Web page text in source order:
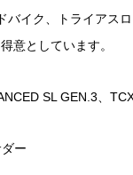
バイク、トライアス
意としています。
SL GEN.3、
ー